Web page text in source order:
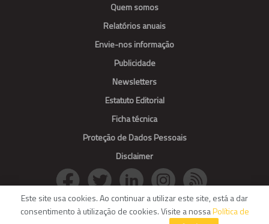
Quem somos
Relatórios anuais
Envie-nos informação
Publicidade
Newsletters
Estatuto Editorial
Ficha técnica
Proteção de Dados Pessoais
Disclaimer
© Agroportal. All Rights reserved.
Este site usa cookies. Ao continuar a utilizar este site, está a dar
consentimento à utilização de cookies. Visite a nossaPolítica de